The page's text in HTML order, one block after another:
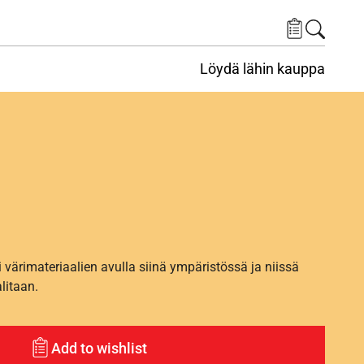
Löydä lähin kauppa
avulla siinä ympäristössä ja niissä
Add to wishlist